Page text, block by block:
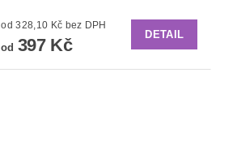
od 328,10 Kč bez DPH
od 397 Kč
DETAIL